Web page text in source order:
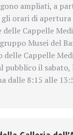
ampliati, a
gli orari di apertura
delle Cappelle
Musei del
delle Cappelle
il sabato,
dalle 8:15 alle